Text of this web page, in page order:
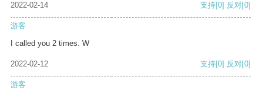
2022-02-14 支持[0] 反对[0]
游客
I called you 2 times. W
2022-02-12 支持[0] 反对[0]
游客